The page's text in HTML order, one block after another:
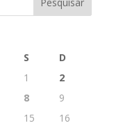
S
D
1
2
8
9
15
16